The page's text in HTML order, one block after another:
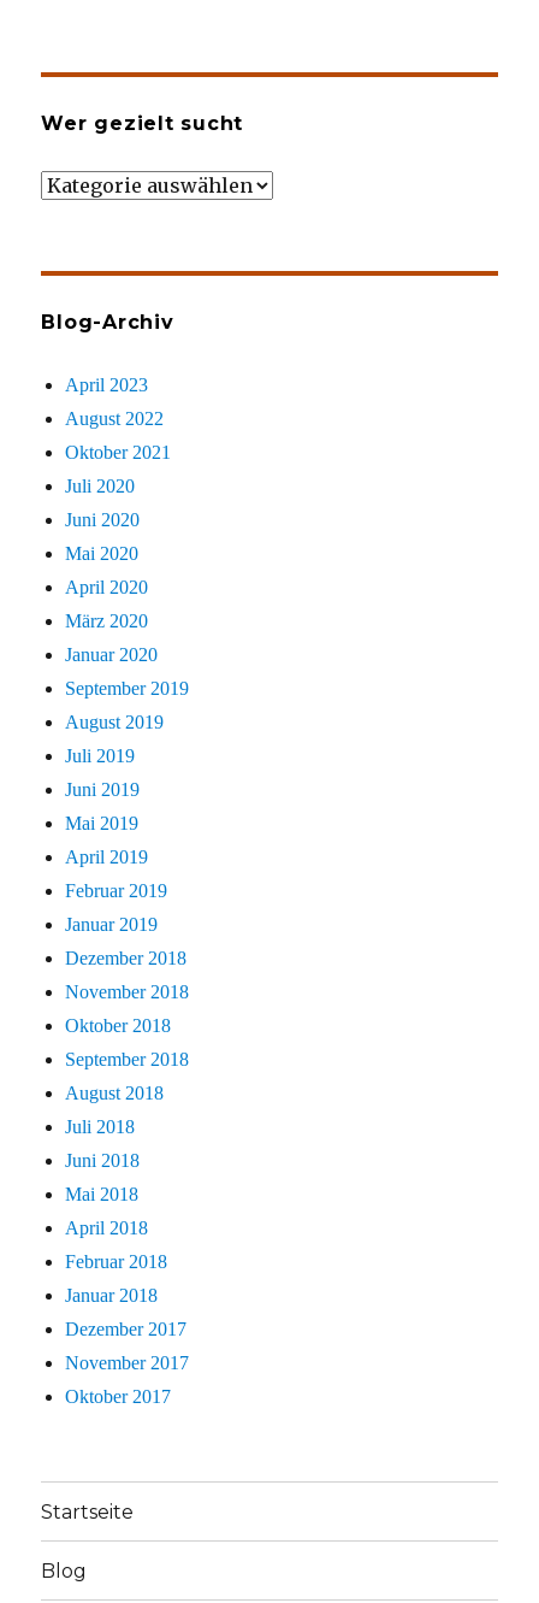
Wer gezielt sucht
Wer
Blog-Archiv
April 2023
August 2022
Oktober 2021
Juli 2020
Juni 2020
Mai 2020
April 2020
März 2020
Januar 2020
September 2019
August 2019
Juli 2019
Juni 2019
Mai 2019
April 2019
Februar 2019
Januar 2019
Dezember 2018
November 2018
Oktober 2018
September 2018
August 2018
Juli 2018
Juni 2018
Mai 2018
April 2018
Februar 2018
Januar 2018
Dezember 2017
November 2017
Oktober 2017
Startseite
Blog